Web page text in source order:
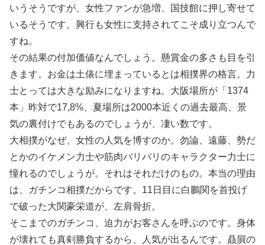
いうそうですが、女性ファンが急増、国技館に押し寄せて
いるそうです。興行も女性に支持されてこそ成り立つんで
すね。
その結果の付加価値なんでしょう。懸賞金の多さも目を引
きます。お金は土俵に埋まっているとは相撲界の格言。力
士とっては大きな励みになりますね。大阪場所が「1374
本」昨対で17,8%、夏場所は2000本近くの過去最高、景
気の裏付けでもあるのでしょうが、凄い数です。
大相撲がなぜ、女性の人気を博すのか。勿論、遠藤、勢だ
とかのイケメン力士や筋肉バリバリのキャラクター力士に
憧れるのでしょうが。それはそれだけのもの。本当の理由
は、ガチンコ相撲だからです。11日目に白鵬関を首投げ
で破った大関豪栄道が、左肩骨折。
そこまでのガチンコ、迫力がお客さんを呼ぶのです。身体
が壊れても真剣勝負するから、人気が出るんです。贔屓の